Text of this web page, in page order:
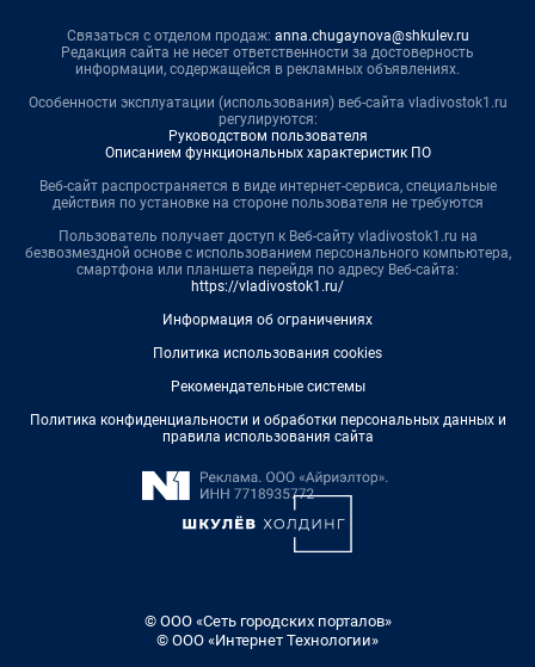
Связаться с отделом продаж: anna.chugaynova@shkulev.ru
Редакция сайта не несет ответственности за достоверность
информации, содержащейся в рекламных объявлениях.
Особенности эксплуатации (использования) веб-сайта vladivostok1.ru
регулируются:
Руководством пользователя
Описанием функциональных характеристик ПО
Веб-сайт распространяется в виде интернет-сервиса, специальные
действия по установке на стороне пользователя не требуются
Пользователь получает доступ к Веб-сайту vladivostok1.ru на
безвозмездной основе с использованием персонального компьютера,
смартфона или планшета перейдя по адресу Веб-сайта:
https://vladivostok1.ru/
Информация об ограничениях
Политика использования cookies
Рекомендательные системы
Политика конфиденциальности и обработки персональных данных и
правила использования сайта
© ООО «Сеть городских порталов»
© ООО «Интернет Технологии»